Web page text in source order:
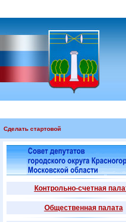
Сделать стартовой
Контрольно-счетная
Общественная палата